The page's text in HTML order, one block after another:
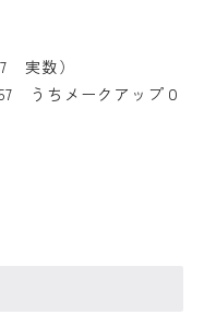
実数）
うちメークアップ０